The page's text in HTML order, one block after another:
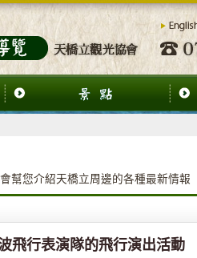
幫您介紹天橋立周邊的各種最新情報
飛行表演隊的飛行演出活動